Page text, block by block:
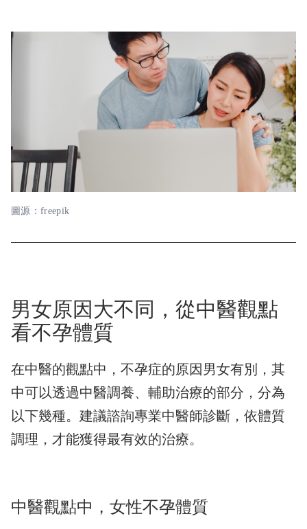
圖源：freepik
男女原因大不同，從中醫觀點
看不孕體質
在中醫的觀點中，不孕症的原因男女有別，其
中可以透過中醫調養、輔助治療的部分，分為
以下幾種。建議諮詢專業中醫師診斷，依體質
調理，才能獲得最有效的治療。
中醫觀點中，女性不孕體質